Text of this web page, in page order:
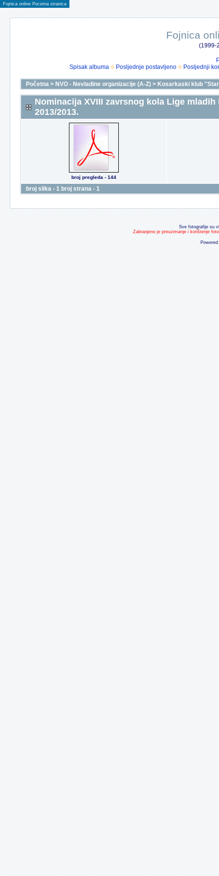
Fojnica online Pocetna stranica
Fojnica
(1999-
Spisak albuma
Posljednje postavljeno Posljednji
Početna > NVO - Nevladine organizacije (A-Z) > Kosarkaski klub
Nominacija XVIII zavrsnog kola Lige mladih
2013/2013.
broj pregleda - 144
broj slika - 1 broj strana - 1
Sve fotografije su
Zabranjeno je preuzimanje i korištenje